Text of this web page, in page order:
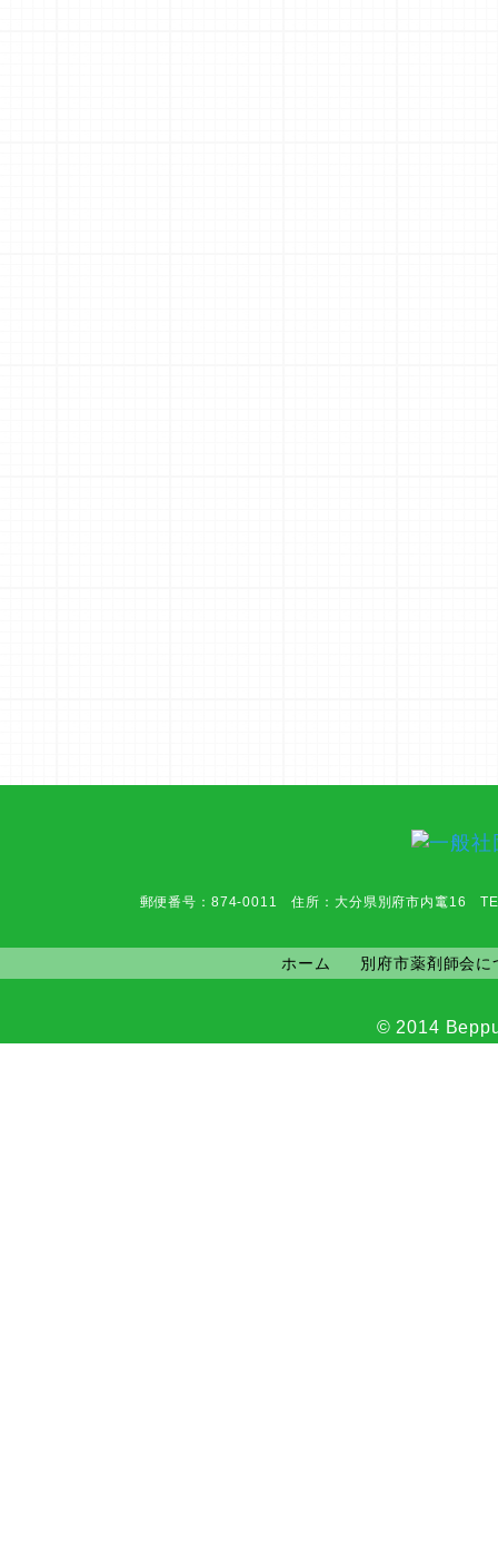
郵便番号：874-0011 住所：大分県別府市内竃16
ホーム 別府市薬剤師会に
© 2014